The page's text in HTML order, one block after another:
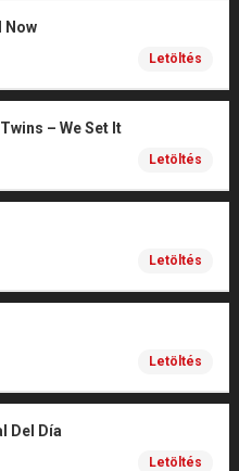
Now
Letöltés
– We Set It
Letöltés
Letöltés
Letöltés
Del Día
Letöltés